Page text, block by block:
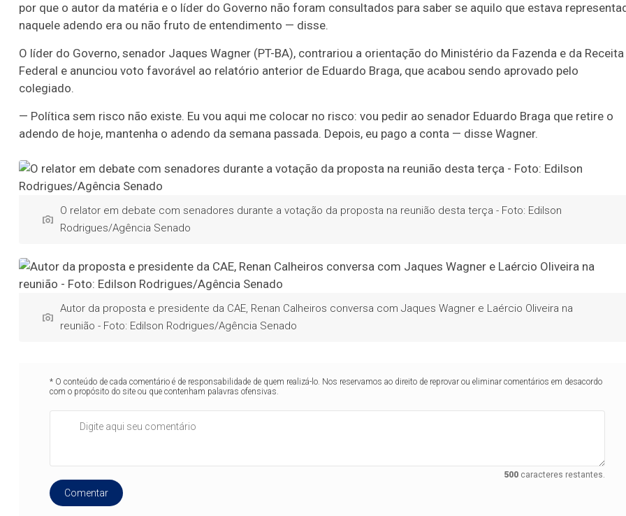
por que o autor da matéria e o líder do Governo não foram consultados para saber se aquilo que estava
naquele adendo era ou não fruto de entendimento — disse.
O líder do Governo, senador Jaques Wagner (PT-BA), contrariou a orientação do Ministério da Fazenda e da Receita
Federal e anunciou voto favorável ao relatório anterior de Eduardo Braga, que acabou sendo aprovado pelo
colegiado.
— Política sem risco não existe. Eu vou aqui me colocar no risco: vou pedir ao senador Eduardo Braga que retire o
adendo de hoje, mantenha o adendo da semana passada. Depois, eu pago a conta — disse Wagner.
O relator em debate com senadores durante a votação da proposta na reunião desta terça - Foto: Edilson
Rodrigues/Agência Senado
Autor da proposta e presidente da CAE, Renan Calheiros conversa com Jaques Wagner e Laércio Oliveira na
reunião - Foto: Edilson Rodrigues/Agência Senado
* O conteúdo de cada comentário é de responsabilidade de quem realizá-lo. Nos reservamos ao direito de reprovar ou eliminar comentários em desacordo
com o propósito do site ou que contenham palavras ofensivas.
500caracteres restantes.
Comentar